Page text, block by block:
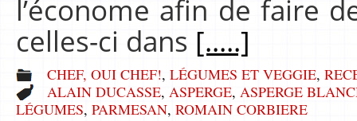
l’économe afin de faire
celles-ci dans [.....]
CHEF, OUI CHEF!, LÉGUMES ET VEGGIE,
ALAIN DUCASSE, ASPERGE, ASPERGE
LÉGUMES, PARMESAN, ROMAIN CORBIERE